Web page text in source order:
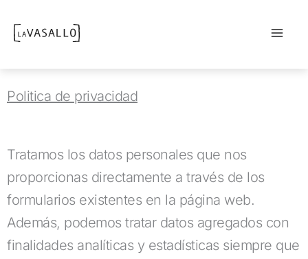
alPolitica de privacidad
Tratamos los datos personales que nos
proporcionas directamente a través de los
formularios existentes en la página web.
Además, podemos tratar datos agregados con
finalidades analíticas y estadísticas siempre que